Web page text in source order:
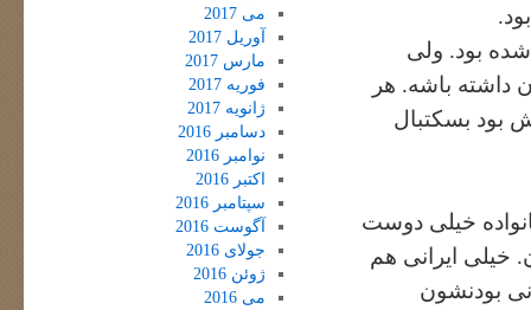
بود. ولی
داشته باشه. هر
بود بسکتبال
خیلی دوست
خیلی ایرانی هم
بودنشون
می 2017
آوریل 2017
مارس 2017
فوریه 2017
ژانویه 2017
دسامبر 2016
نوامبر 2016
اکتبر 2016
سپتامبر 2016
آگوست 2016
جولای 2016
ژوئن 2016
می 2016